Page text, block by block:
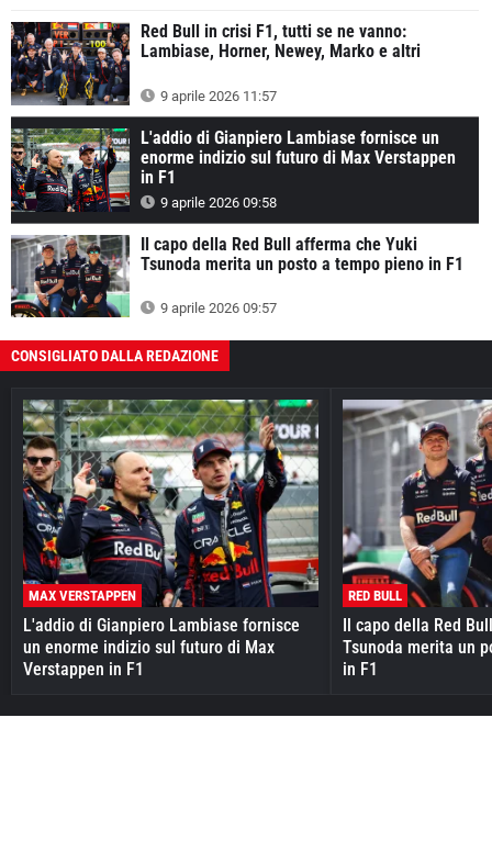
Red Bull in crisi F1, tutti se ne vanno:
Lambiase, Horner, Newey, Marko e altri
9 aprile 2026 11:57
L'addio di Gianpiero Lambiase fornisce un
enorme indizio sul futuro di Max Verstappen
in F1
9 aprile 2026 09:58
Il capo della Red Bull afferma che Yuki
Tsunoda merita un posto a tempo pieno in F1
9 aprile 2026 09:57
CONSIGLIATO DALLA REDAZIONE
MAX VERSTAPPEN
L'addio di Gianpiero Lambiase fornisce
un enorme indizio sul futuro di Max
Verstappen in F1
RED BULL
Il capo della Red
Tsunoda merita un
in F1